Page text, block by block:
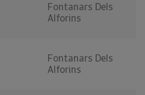
Fontanars Dels
Alforins
Fontanars Dels
Alforins